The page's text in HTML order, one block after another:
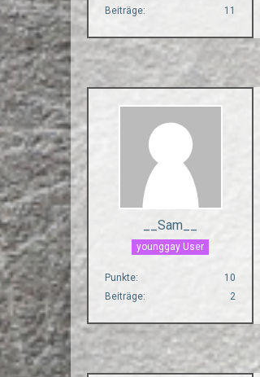
Beiträge
11
__Sam__
younggay User
Punkte
10
Beiträge
2